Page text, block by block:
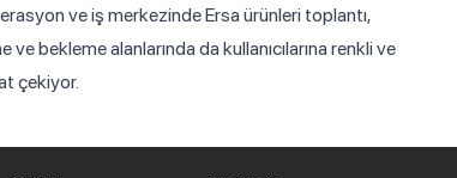
ve iş merkezinde Ersa ürünleri toplantı,
ve bekleme alanlarında da kullanıcılarına renkli ve
çekiyor.